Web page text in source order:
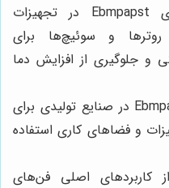
فن‌های Ebmpapst در تجهیزات
روترها و سوئیچ‌ها برای
و جلوگیری از افزایش دما
فن‌های Ebmpapst در صنایع تولیدی برای
و فضاهای کاری استفاده
کاربردهای اصلی فن‌های